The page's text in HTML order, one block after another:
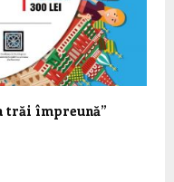
trăi împreună”